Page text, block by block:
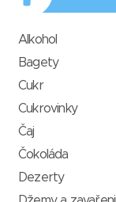
Alkohol
Bagety
Cukr
Cukrovinky
Čaj
Čokoláda
Dezerty